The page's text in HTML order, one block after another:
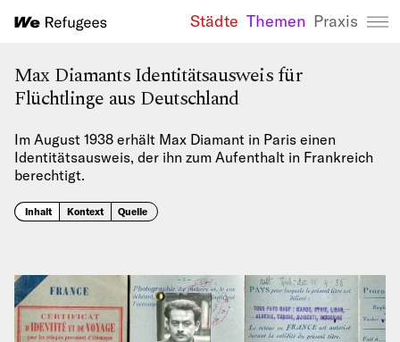
We Refugees
Städte Themen Praxis
Max Diamants Identitätsausweis für
Flüchtlinge aus Deutschland
Im August 1938 erhält Max Diamant in Paris einen
Identitätsausweis, der ihn zum Aufenthalt in Frankreich
berechtigt.
Inhalt Kontext Quelle